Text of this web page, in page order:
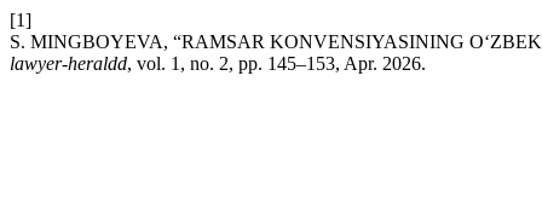
[1]
S. MINGBOYEVA, “RAMSAR KONVENSIYASINING
lawyer-heraldd, vol. 1, no. 2, pp. 145–153, Apr. 2026.